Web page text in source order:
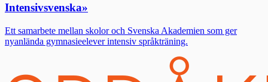
Intensivsvenska»
Ett samarbete mellan skolor och Svenska Akademien som ger
nyanlända gymnasieelever intensiv språkträning.